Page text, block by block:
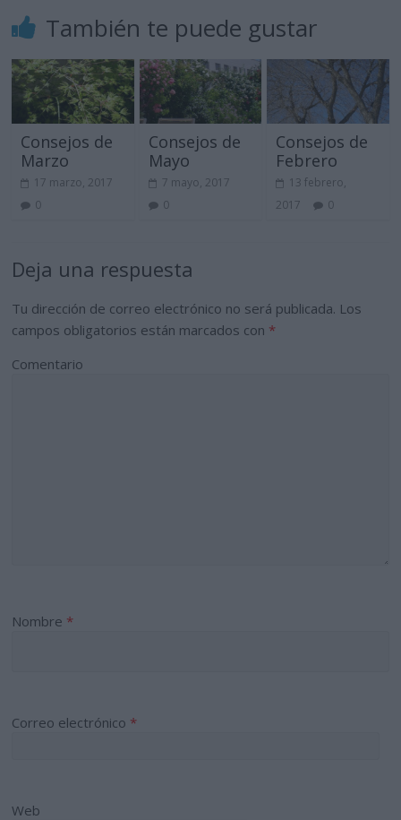
También te puede gustar
Consejos de
Marzo
17 marzo, 2017
0
Consejos de
Mayo
7 mayo, 2017
0
Consejos de
Febrero
13 febrero,
2017
0
Deja una respuesta
Tu dirección de correo electrónico no será publicada. Los
campos obligatorios están marcados con *
Comentario
Nombre *
Correo electrónico *
Web